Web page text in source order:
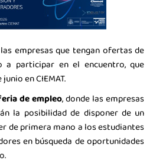
empresas que tengan ofertas de
a participar en el encuentro, que
en CIEMAT.
de empleo, donde las empresas
la posibilidad de disponer de un
de primera mano a los estudiantes
en búsqueda de oportunidades